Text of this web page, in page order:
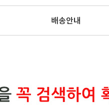
배송안내